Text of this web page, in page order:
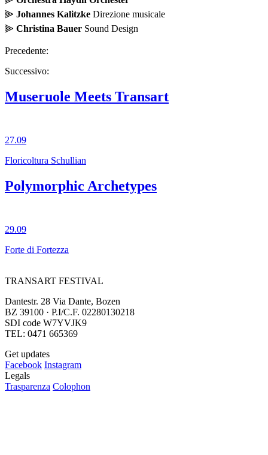
⫸ Johannes Kalitzke Direzione musicale
⫸ Christina Bauer Sound Design
Precedente:
Successivo:
Museruole Meets Transart
27.09
Floricoltura Schullian
Polymorphic Archetypes
29.09
Forte di Fortezza
TRANSART FESTIVAL
Dantestr. 28 Via Dante, Bozen
BZ 39100 · P.I/C.F. 02280130218
SDI code W7YVJK9
TEL: 0471 665369
Get updates
Facebook Instagram
Legals
Trasparenza Colophon